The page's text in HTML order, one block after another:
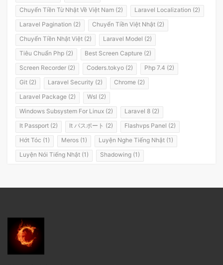
Chuyển Tiền Từ Nhật Về Việt Nam (2)
Laravel Localization (2)
Laravel Pagination (2)
Chuyển Tiền Việt Nhật (2)
Chuyển Tiền Nhật Việt (2)
Laravel Model (2)
Tiêu Chuẩn Php (2)
Best Screen Capture (2)
Screen Recorder (2)
Coders.tokyo (2)
Php 7.4 (2)
Git (2)
Laravel Security (2)
Chrome (2)
Laravel Package (2)
Wsl (2)
Windows Subsystem For Linux (2)
Laravel 8 (2)
It Passport (2)
It パスポート (2)
Flashvps Panel (2)
Hớt Tóc (1)
Meros (1)
Luyện Nghe Tiếng Nhật (1)
Luyện Nói Tiếng Nhật (1)
Shadowing (1)
Sóng Thần (1)
Wakarimasen (1)
Onsen (1)